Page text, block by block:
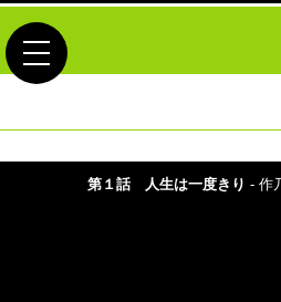
toggle navigation